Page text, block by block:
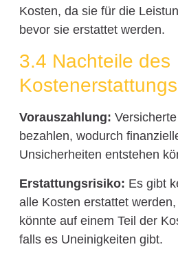
Kosten, da sie für die
bevor sie erstattet werden.
3.4 Nachteile des
Vorauszahlung:
bezahlen, wodurch
Unsicherheiten entstehen
Erstattungsrisiko: Es gibt
alle Kosten erstattet
könnte auf einem Teil der
falls es Uneinigkeiten gibt.